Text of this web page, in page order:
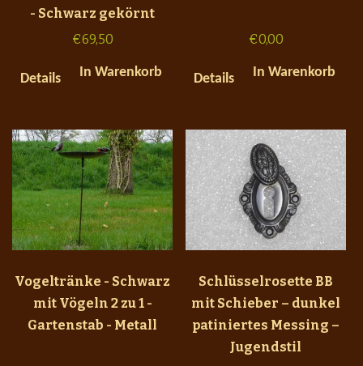
- Schwarz gekörnt
€69,50
Details In Warenkorb
€0,00
Details In Warenkorb
Vogeltränke - Schwarz
mit Vögeln 2 zu 1 -
Gartenstab - Metall
Schlüsselrosette BB
mit Schieber – dunkel
patiniertes Messing –
Jugendstil